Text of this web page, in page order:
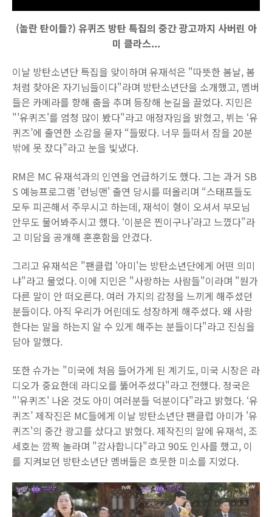
(놀란 탄이들?) 유퀴즈 방탄 특집의 중간 광고까지 사버린 아
미 클라스...
이날 방탄소년단 특집을 맞이하며 유재석은 "따뜻한 봄날, 봄
처럼 찾아온 자기님들이다"라며 방탄소년단을 소개했고, 멤버
들은 카메라를 향해 춤을 추며 등장해 눈길을 끌었다. 지민은
"'유퀴즈'를 엄청 많이 봤다"라고 애정자임을 밝혔고, 뷔는 ‘유
퀴즈’에 출연한 소감을 묻자 “들떴다. 너무 들떠서 잠을 20분
밖에 못 잤다”라고 눈을 빛냈다.
RM은 MC 유재석과의 인연을 언급하기도 했다. 그는 과거 SB
S 예능프로그램 '런닝맨' 출연 당시를 떠올리며 “스태프들도
모두 피곤해서 주무시고 하는데, 재석이 형이 오셔서 부모님
안무도 물어봐주시고 했다. ‘이분은 찐이구나’라고 느꼈다”라
고 미담을 공개해 훈훈함을 안겼다.
그리고 유재석은 "팬클럽 '아미'는 방탄소년단에게 어떤 의미
냐"라고 물었다. 이에 지민은 "사랑하는 사람들"이라며 "뭔가
다른 말이 안 떠오른다. 여러 가지의 감정을 느끼게 해주셨던
분들이다. 아직 우리가 어린데도 성장하게 해주셨다. 왜 사랑
한다는 말을 하는지 알 수 있게 해주는 분들이다"라고 진심을
담아 말했다.
또한 슈가는 "미국에 처음 들어가게 된 계기도, 미국 시장은 라
디오가 중요한데 라디오를 뚫어주셨다"라고 전했다. 정국은
"'유퀴즈' 나온 것도 아미 여러분들 덕분이다"라고 밝혔다. ‘유
퀴즈’ 제작진은 MC들에게 이날 방탄소년단 팬클럽 아미가 '유
퀴즈'의 중간 광고를 샀다고 밝혔다. 제작진의 말에 유재석, 조
세호는 깜짝 놀라며 "감사합니다"라고 90도 인사를 했고, 이
를 지켜보던 방탄소년단 멤버들은 흐뭇한 미소를 지었다.